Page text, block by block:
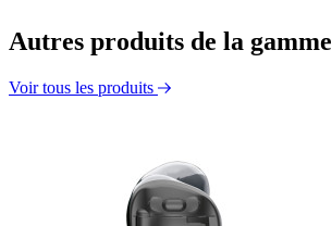
Autres produits de la gamme
Voir tous les produits